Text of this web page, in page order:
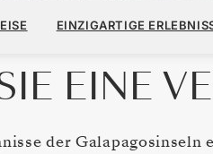
EINZIGARTIGE
EINE
der